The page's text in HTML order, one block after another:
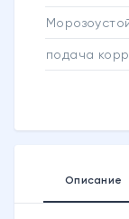
подача
Описание